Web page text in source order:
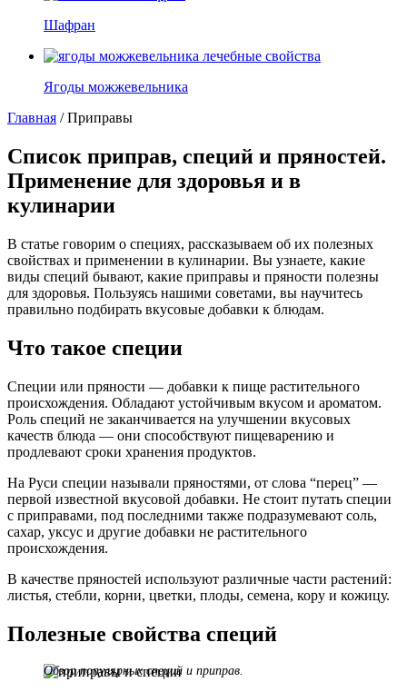
Шафран
Ягоды можжевельника
Главная /Приправы
Список приправ, специй и пряностей.
Применение для здоровья и в
кулинарии
В статье говорим о специях, рассказываем об их полезных
свойствах и применении в кулинарии. Вы узнаете, какие
виды специй бывают, какие приправы и пряности полезны
для здоровья. Пользуясь нашими советами, вы научитесь
правильно подбирать вкусовые добавки к блюдам.
Что такое специи
Специи или пряности — добавки к пище растительного
происхождения. Обладают устойчивым вкусом и ароматом.
Роль специй не заканчивается на улучшении вкусовых
качеств блюда — они способствуют пищеварению и
продлевают сроки хранения продуктов.
На Руси специи называли пряностями, от слова “перец” —
первой известной вкусовой добавки. Не стоит путать специи
с приправами, под последними также подразумевают соль,
сахар, уксус и другие добавки не растительного
происхождения.
В качестве пряностей используют различные части растений:
листья, стебли, корни, цветки, плоды, семена, кору и кожицу.
Полезные свойства специй
Обзор популярных специй и приправ.